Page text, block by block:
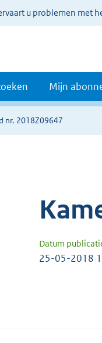
u problemen met
Mijn
nr. 2018Z09647
Datum
25-05-2018